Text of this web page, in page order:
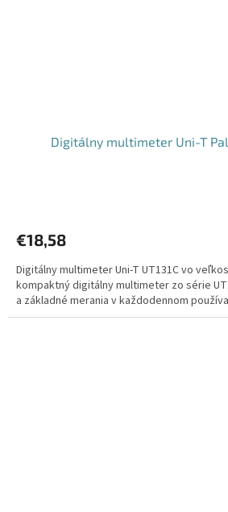
Digitálny multimeter Uni-T
€18,58
Digitálny multimeter Uni-T UT131C vo
kompaktný digitálny multimeter zo série
a základné merania v každodennom